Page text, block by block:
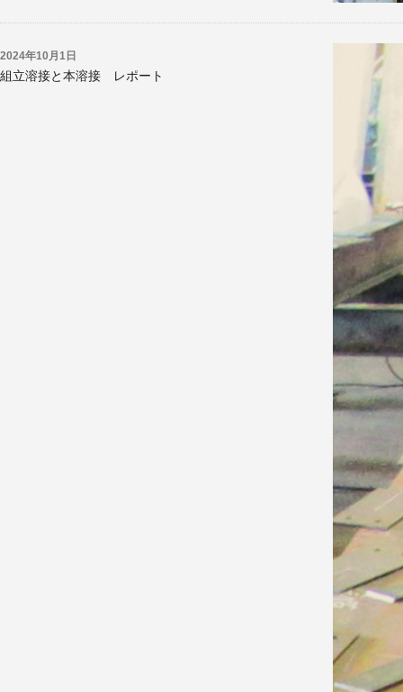
2024年10月1日
組立溶接と本溶接 レポート